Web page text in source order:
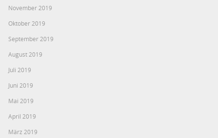
November 2019
Oktober 2019
September 2019
August 2019
Juli 2019
Juni 2019
Mai 2019
April 2019
März 2019